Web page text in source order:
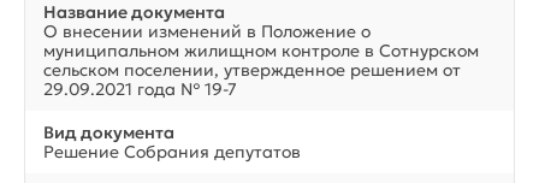
Название документа
О внесении изменений в Положение о
муниципальном жилищном контроле в Сотнурском
сельском поселении, утвержденное решением от
29.09.2021 года № 19-7
Вид документа
Решение Собрания депутатов